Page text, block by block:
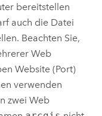
bereitstellen
auch die Datei
Beachten Sie,
Web
Website (Port)
verwenden
zwei Web